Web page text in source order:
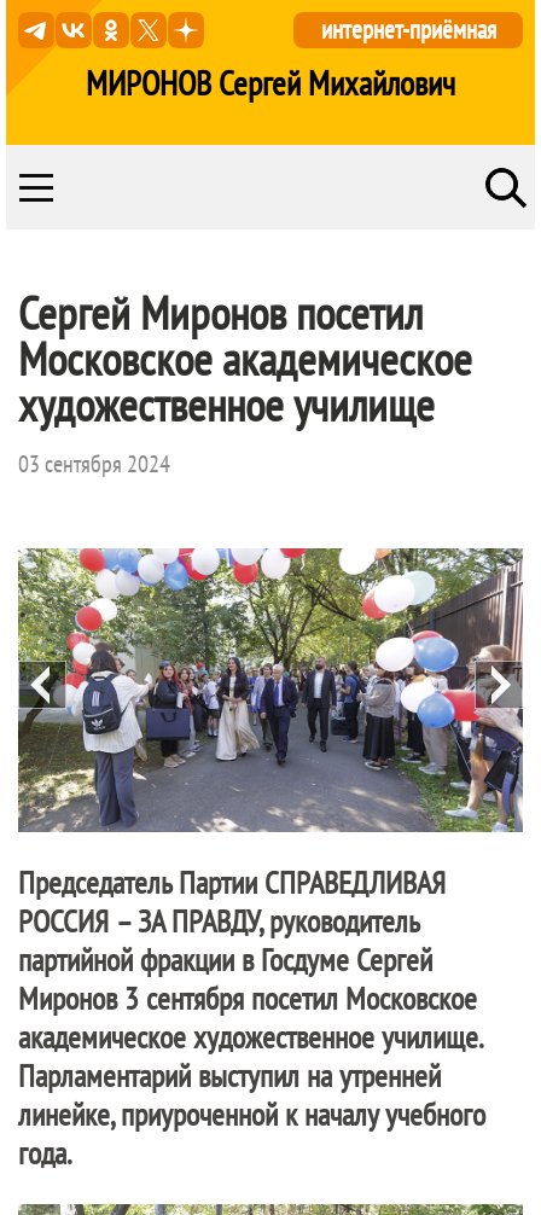
МИРОНОВ Сергей Михайлович
интернет-приёмная
Сергей Миронов посетил
Московское академическое
художественное училище
03 сентября 2024
Председатель Партии СПРАВЕДЛИВАЯ
РОССИЯ – ЗА ПРАВДУ, руководитель
партийной фракции в Госдуме Сергей
Миронов 3 сентября посетил Московское
академическое художественное училище.
Парламентарий выступил на утренней
линейке, приуроченной к началу учебного
года.